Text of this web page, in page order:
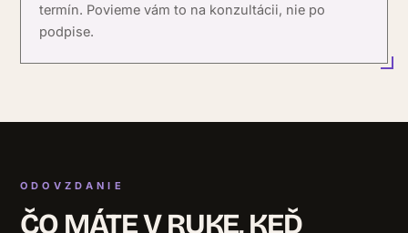
termín. Povieme vám to na konzultácii, nie po
podpise.
ODOVZDANIE
ČO MÁTE V RUKE, KEĎ